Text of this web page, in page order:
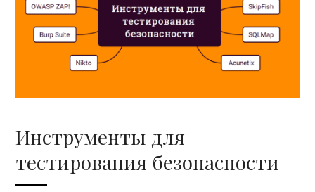
Инструменты для
тестирования безопасности